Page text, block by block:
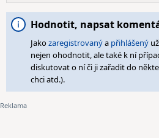
Hodnotit, napsat
Jakozaregistrovanýa přihlášený
nejen ohodnotit, ale také k ní
diskutovat o ní či ji zařadit do
chci atd.).